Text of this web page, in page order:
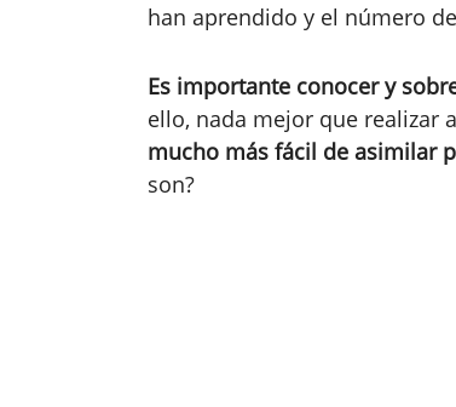
han aprendido y el número
Es importante conocer y
ello, nada mejor que realizar
mucho más fácil de asimilar
son?